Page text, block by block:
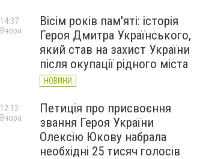
Вісім років пам'яті: історія
Героя Дмитра Українського,
який став на захист України
після окупації рідного міста
НОВИНИ
14:37
Вчора
Петиція про присвоєння
звання Героя України
Олексію Юкову набрала
необхідні 25 тисяч голосів
12:12
Вчора